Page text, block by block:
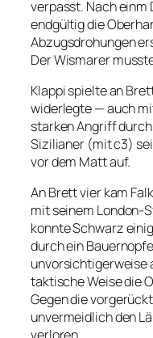
verpasst. Nach
endgültig die
Abzugsdrohungen
Der Wismarer
Klappi spielte an
widerlegte — auch
starken Angriff
Sizilianer (mit c3)
vor dem Matt auf.
An Brett vier kam
mit seinem London-
konnte Schwarz
durch ein
unvorsichtigerweise
taktische Weise die
Gegen die
unvermeidlich den